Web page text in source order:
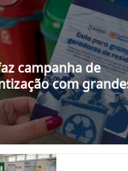
campanha de
com
de resíduos a
segunda-feira, dia